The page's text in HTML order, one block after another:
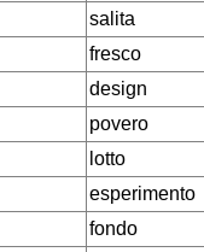
salita
fresco
design
povero
lotto
esperimento
fondo